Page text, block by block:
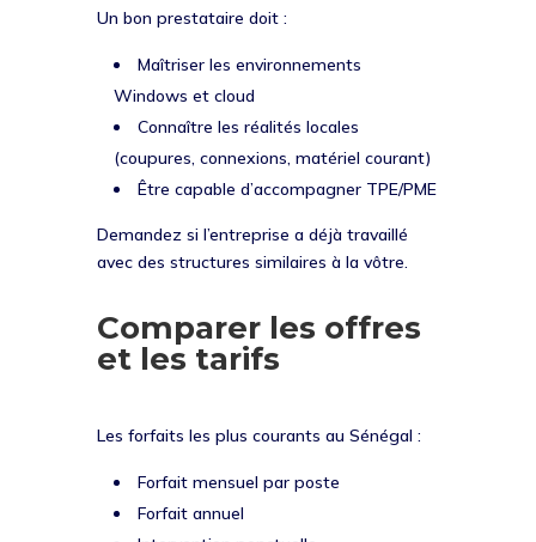
Un bon prestataire doit :
Maîtriser les environnements
Windows et cloud
Connaître les réalités locales
(coupures, connexions, matériel courant)
Être capable d’accompagner TPE/PME
Demandez si l’entreprise a déjà travaillé
avec des structures similaires à la vôtre.
Comparer les offres
et les tarifs
Les forfaits les plus courants au Sénégal :
Forfait mensuel par poste
Forfait annuel